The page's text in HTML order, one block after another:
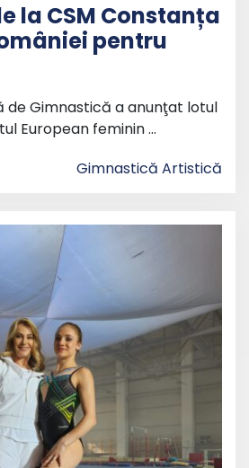
la CSM Constanța
pentru
de Gimnastică a anunţat lotul
European feminin …
Gimnastică Artistică